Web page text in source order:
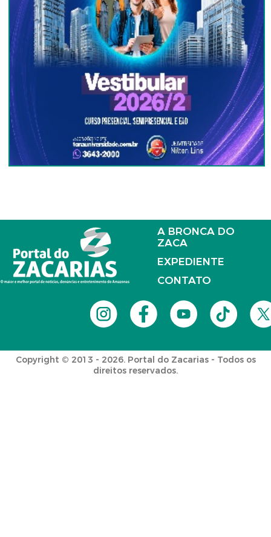
A BRONCA DO
ZACA
EXPEDIENTE
CONTATO
Copyright © 2013 - 2026. Portal do Zacarias - Todos os
direitos reservados.